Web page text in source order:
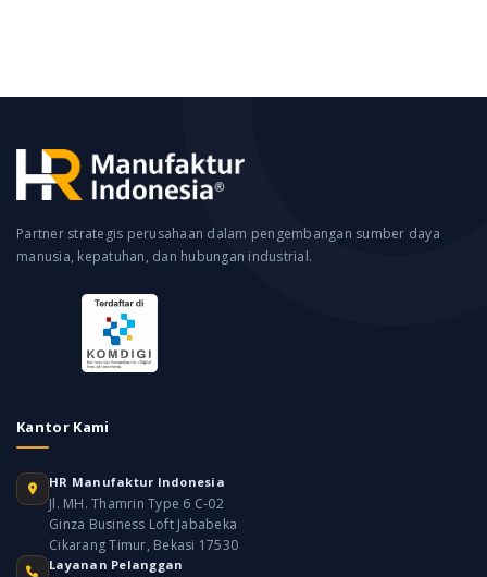
Partner strategis perusahaan dalam pengembangan sumber daya
manusia, kepatuhan, dan hubungan industrial.
Kantor Kami
HR Manufaktur Indonesia
Jl. MH. Thamrin Type 6 C-02
Ginza Business Loft Jababeka
Cikarang Timur, Bekasi 17530
Layanan Pelanggan